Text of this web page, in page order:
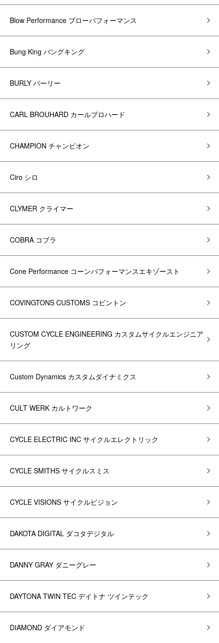
Blow Performance ブローパフォーマンス
Bung King バングキング
BURLY バーリー
CARL BROUHARD カールブロハード
CHAMPION チャンピオン
Ciro シロ
CLYMER クライマー
COBRA コブラ
Cone Performance コーンパフォーマンスエキゾースト
COVINGTONS CUSTOMS コビントン
CUSTOM CYCLE ENGINEERING カスタムサイクルエンジニア
リング
Custom Dynamics カスタムダイナミクス
CULT WERK カルトワーク
CYCLE ELECTRIC INC サイクルエレクトリック
CYCLE SMITHS サイクルスミス
CYCLE VISIONS サイクルビジョン
DAKOTA DIGITAL ダコタデジタル
DANNY GRAY ダニーグレー
DAYTONA TWIN TEC デイトナ ツインテック
DIAMOND ダイアモンド